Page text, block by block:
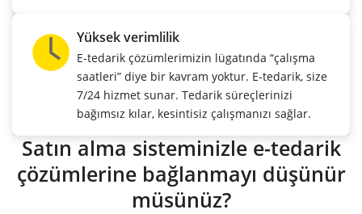
Yüksek verimlilik
E-tedarik çözümlerimizin lügatında “çalışma
saatleri” diye bir kavram yoktur. E-tedarik, size
7/24 hizmet sunar. Tedarik süreçlerinizi
bağımsız kılar, kesintisiz çalışmanızı sağlar.
Satın alma sisteminizle e-tedarik
çözümlerine bağlanmayı düşünür
müsünüz?